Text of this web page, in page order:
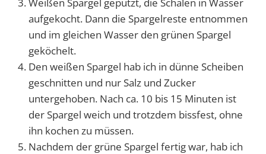
aufgekocht. Dann die Spargelreste entnommen
und im gleichen Wasser den grünen Spargel
geköchelt.
Den weißen Spargel hab ich in dünne Scheiben
geschnitten und nur Salz und Zucker
untergehoben. Nach ca. 10 bis 15 Minuten ist
der Spargel weich und trotzdem bissfest, ohne
ihn kochen zu müssen.
Nachdem der grüne Spargel fertig war, hab ich